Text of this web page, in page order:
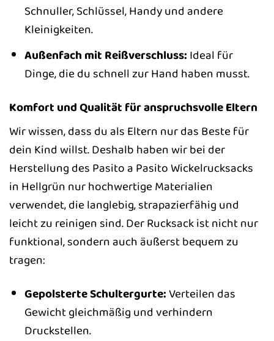
Schnuller, Schlüssel, Handy und andere
Kleinigkeiten.
Außenfach mit Reißverschluss: Ideal für
Dinge, die du schnell zur Hand haben musst.
Komfort und Qualität für anspruchsvolle Eltern
Wir wissen, dass du als Eltern nur das Beste für
dein Kind willst. Deshalb haben wir bei der
Herstellung des Pasito a Pasito Wickelrucksacks
in Hellgrün nur hochwertige Materialien
verwendet, die langlebig, strapazierfähig und
leicht zu reinigen sind. Der Rucksack ist nicht nur
funktional, sondern auch äußerst bequem zu
tragen:
Gepolsterte Schultergurte:Verteilen das
Gewicht gleichmäßig und verhindern
Druckstellen.